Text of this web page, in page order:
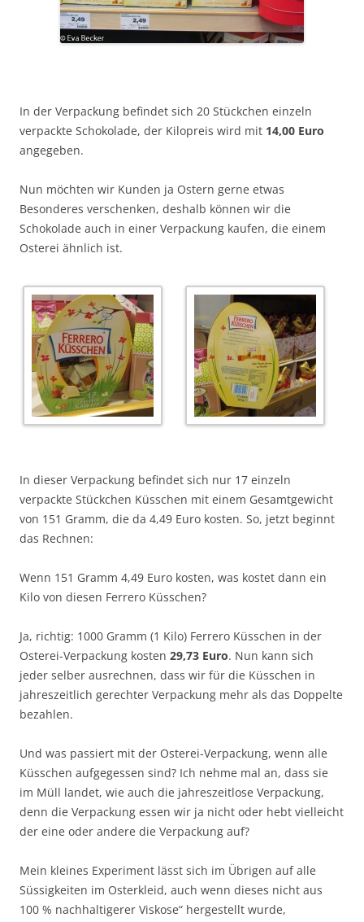
In der Verpackung befindet sich 20 Stückchen einzeln
verpackte Schokolade, der Kilopreis wird mit 14,00 Euro
angegeben.
Nun möchten wir Kunden ja Ostern gerne etwas
Besonderes verschenken, deshalb können wir die
Schokolade auch in einer Verpackung kaufen, die einem
Osterei ähnlich ist.
In dieser Verpackung befindet sich nur 17 einzeln
verpackte Stückchen Küsschen mit einem Gesamtgewicht
von 151 Gramm, die da 4,49 Euro kosten. So, jetzt beginnt
das Rechnen:
Wenn 151 Gramm 4,49 Euro kosten, was kostet dann ein
Kilo von diesen Ferrero Küsschen?
Ja, richtig: 1000 Gramm (1 Kilo) Ferrero Küsschen in der
Osterei-Verpackung kosten 29,73 Euro. Nun kann sich
jeder selber ausrechnen, dass wir für die Küsschen in
jahreszeitlich gerechter Verpackung mehr als das Doppelte
bezahlen.
Und was passiert mit der Osterei-Verpackung, wenn alle
Küsschen aufgegessen sind? Ich nehme mal an, dass sie
im Müll landet, wie auch die jahreszeitlose Verpackung,
denn die Verpackung essen wir ja nicht oder hebt vielleicht
der eine oder andere die Verpackung auf?
Mein kleines Experiment lässt sich im Übrigen auf alle
Süssigkeiten im Osterkleid, auch wenn dieses nicht aus
100 % nachhaltigerer Viskose“ hergestellt wurde,